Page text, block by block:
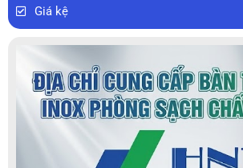
Giá kệ